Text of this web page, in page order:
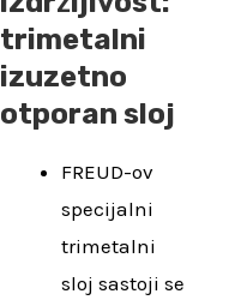
trimetalni
izuzetno
otporan sloj
FREUD-ov
specijalni
trimetalni
sloj sastoji se